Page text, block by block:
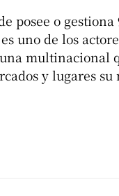
posee o gestiona
uno de los
multinacional
y lugares su